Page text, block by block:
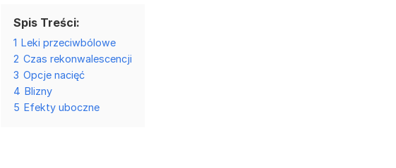
Spis Treści:
1 Leki przeciwbólowe
2 Czas rekonwalescencji
3 Opcje nacięć
4 Blizny
5 Efekty uboczne